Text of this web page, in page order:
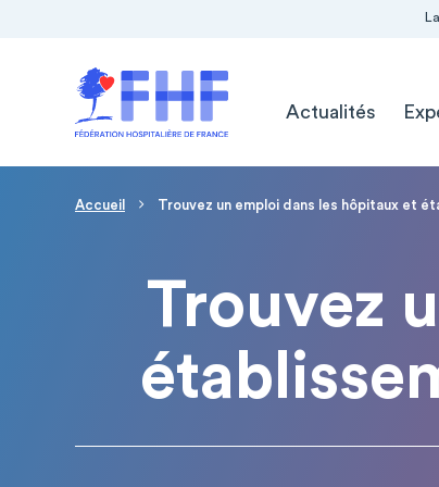
Actualités
Page d'accueil
Fil d'Ariane
Accueil Trouvez un emploi dans les hôpitaux et
Trouvez